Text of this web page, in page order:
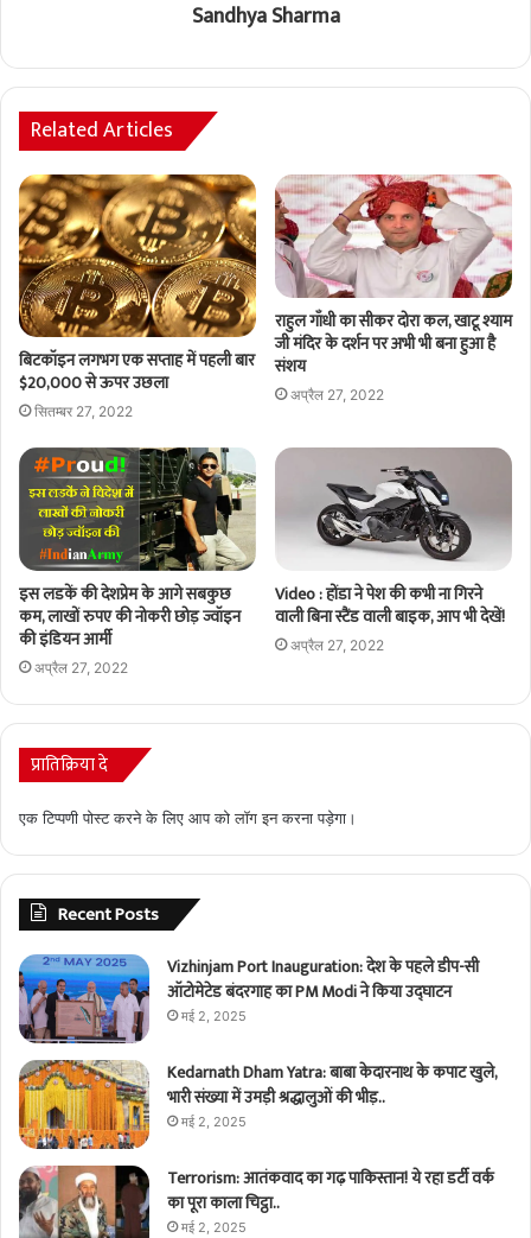
Sandhya Sharma
Related Articles
बिटकॉइन लगभग एक सप्ताह में पहली बार
$20,000 से ऊपर उछला
सितम्बर 27, 2022
राहुल गाँधी का सीकर दोरा कल, खाटू श्याम
जी मंदिर के दर्शन पर अभी भी बना हुआ है
संशय
अप्रैल 27, 2022
इस लडकें की देशप्रेम के आगे सबकुछ
कम, लाखों रुपए की नोकरी छोड़ ज्वॉइन
की इंडियन आर्मी
अप्रैल 27, 2022
Video : होंडा ने पेश की कभी ना गिरने
वाली बिना स्टैंड वाली बाइक, आप भी देखें!
अप्रैल 27, 2022
प्रातिक्रिया दे
एक टिप्पणी पोस्ट करने के लिए आप कोलॉग इनकरना पड़ेगा।
Recent Posts
Vizhinjam Port Inauguration: देश के पहले डीप-सी
ऑटोमेटेड बंदरगाह का PM Modi ने किया उद्घाटन
मई 2, 2025
Kedarnath Dham Yatra: बाबा केदारनाथ के कपाट खुले,
भारी संख्या में उमड़ी श्रद्धालुओं की भीड़..
मई 2, 2025
Terrorism: आतंकवाद का गढ़ पाकिस्तान! ये रहा डर्टी वर्क
का पूरा काला चिट्ठा..
मई 2, 2025